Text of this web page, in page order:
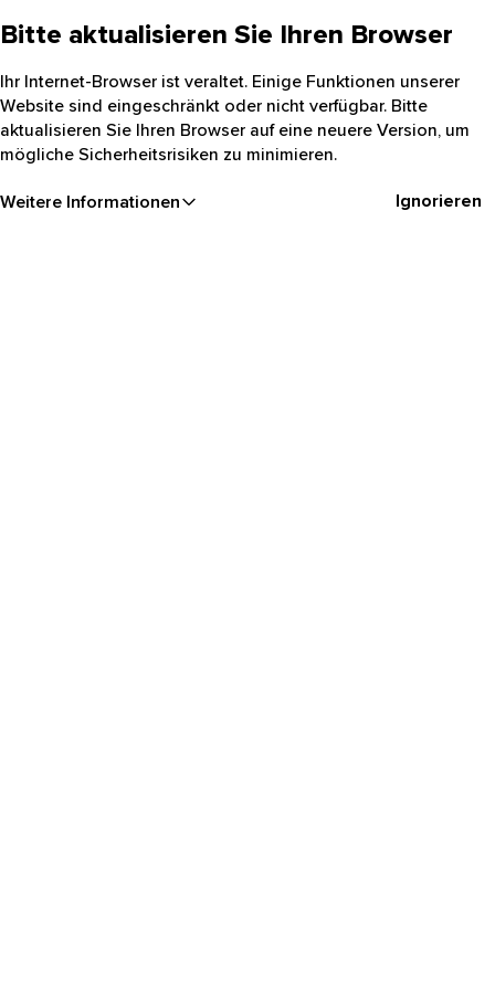
Bitte aktualisieren Sie Ihren Browser
Ihr Internet-Browser ist veraltet. Einige Funktionen unserer
Website sind eingeschränkt oder nicht verfügbar. Bitte
aktualisieren Sie Ihren Browser auf eine neuere Version, um
mögliche Sicherheitsrisiken zu minimieren.
Weitere Informationen Ignorieren